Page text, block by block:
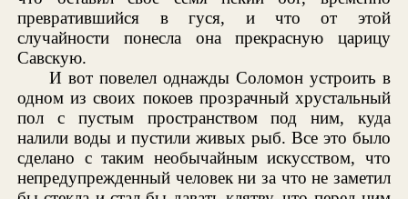
превратившийся в гуся, и что от этой
случайности понесла она прекрасную царицу
Савскую.
И вот повелел однажды Соломон устроить в
одном из своих покоев прозрачный хрустальный
пол с пустым пространством под ним, куда
налили воды и пустили живых рыб. Все это было
сделано с таким необычайным искусством, что
непредупрежденный человек ни за что не заметил